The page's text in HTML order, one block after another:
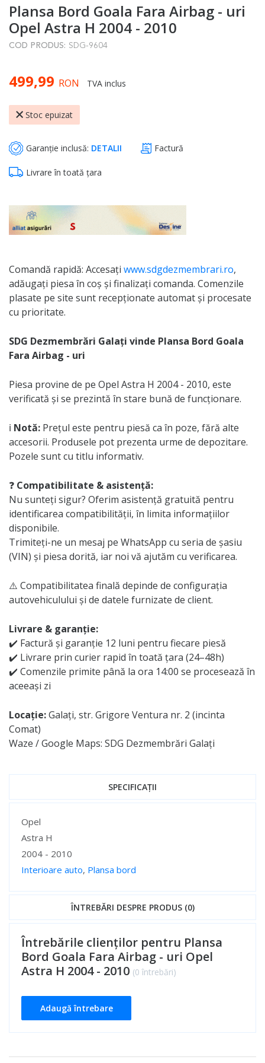
to
the
beginning
of
images
Plansa Bord Goala Fara Airbag - uri
Opel Astra H 2004 - 2010
COD PRODUS: SDG-9604
499,99 RON TVA inclus
Stoc epuizat
Garanție inclusă: DETALII Factură
Livrare în toată țara
Comandă rapidă: Accesați www.sdgdezmembrari.ro,
adăugați piesa în coș și finalizați comanda. Comenzile
plasate pe site sunt recepționate automat și procesate
cu prioritate.
SDG Dezmembrări Galați vinde Plansa Bord Goala
Fara Airbag - uri
Piesa provine de pe Opel Astra H 2004 - 2010, este
verificată și se prezintă în stare bună de funcționare.
ℹ️ Notă: Prețul este pentru piesă ca în poze, fără alte
accesorii. Produsele pot prezenta urme de depozitare.
Pozele sunt cu titlu informativ.
❓ Compatibilitate & asistență:
Nu sunteți sigur? Oferim asistență gratuită pentru
identificarea compatibilității, în limita informațiilor
disponibile.
Trimiteți-ne un mesaj pe WhatsApp cu seria de șasiu
(VIN) și piesa dorită, iar noi vă ajutăm cu verificarea.
⚠️ Compatibilitatea finală depinde de configurația
autovehiculului și de datele furnizate de client.
Livrare & garanție:
✔️ Factură și garanție 12 luni pentru fiecare piesă
✔️ Livrare prin curier rapid în toată țara (24–48h)
✔️ Comenzile primite până la ora 14:00 se procesează în
aceeași zi
Locație:Galați, str. Grigore Ventura nr. 2 (incinta
Comat)
Waze / Google Maps: SDG Dezmembrări Galați
SPECIFICAȚII
Specificații
Opel
Astra H
2004 - 2010
Interioare auto, Plansa bord
ÎNTREBĂRI DESPRE PRODUS (0)
Întrebările clienților pentru Plansa
Bord Goala Fara Airbag - uri Opel
Astra H 2004 - 2010 (0 întrebări)
Adaugă întrebare